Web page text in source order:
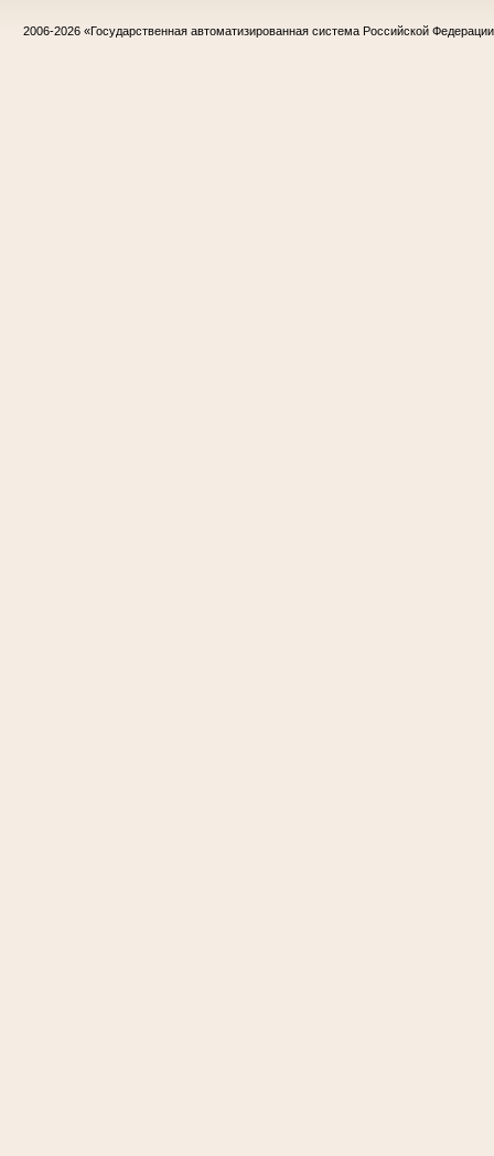
2006-2026 «Государственная автоматизированная система Российской